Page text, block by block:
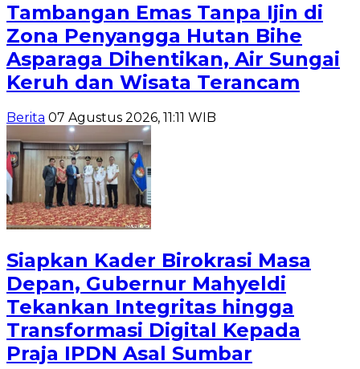
Tambangan Emas Tanpa Ijin di
Zona Penyangga Hutan Bihe
Asparaga Dihentikan, Air Sungai
Keruh dan Wisata Terancam
Berita 07 Agustus 2026, 11:11 WIB
Siapkan Kader Birokrasi Masa
Depan, Gubernur Mahyeldi
Tekankan Integritas hingga
Transformasi Digital Kepada
Praja IPDN Asal Sumbar